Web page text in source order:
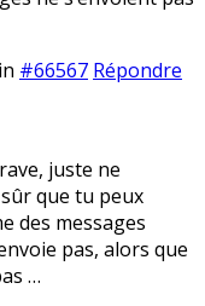
#66567 Répondre
juste ne
sûr que tu peux
des messages
pas, alors que
…